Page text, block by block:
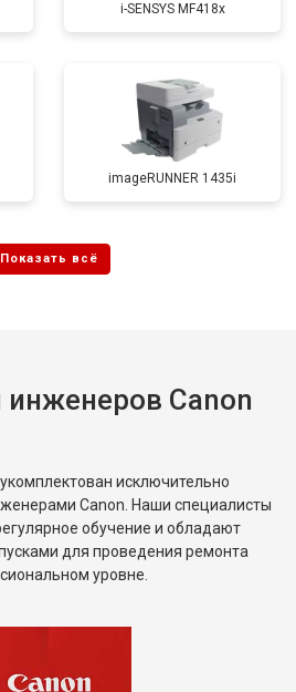
i-SENSYS MF418x
imageRUNNER 1435i
Canon
исключительно
Canon. Наши специалисты
обучение и обладают
для проведения ремонта
уровне.